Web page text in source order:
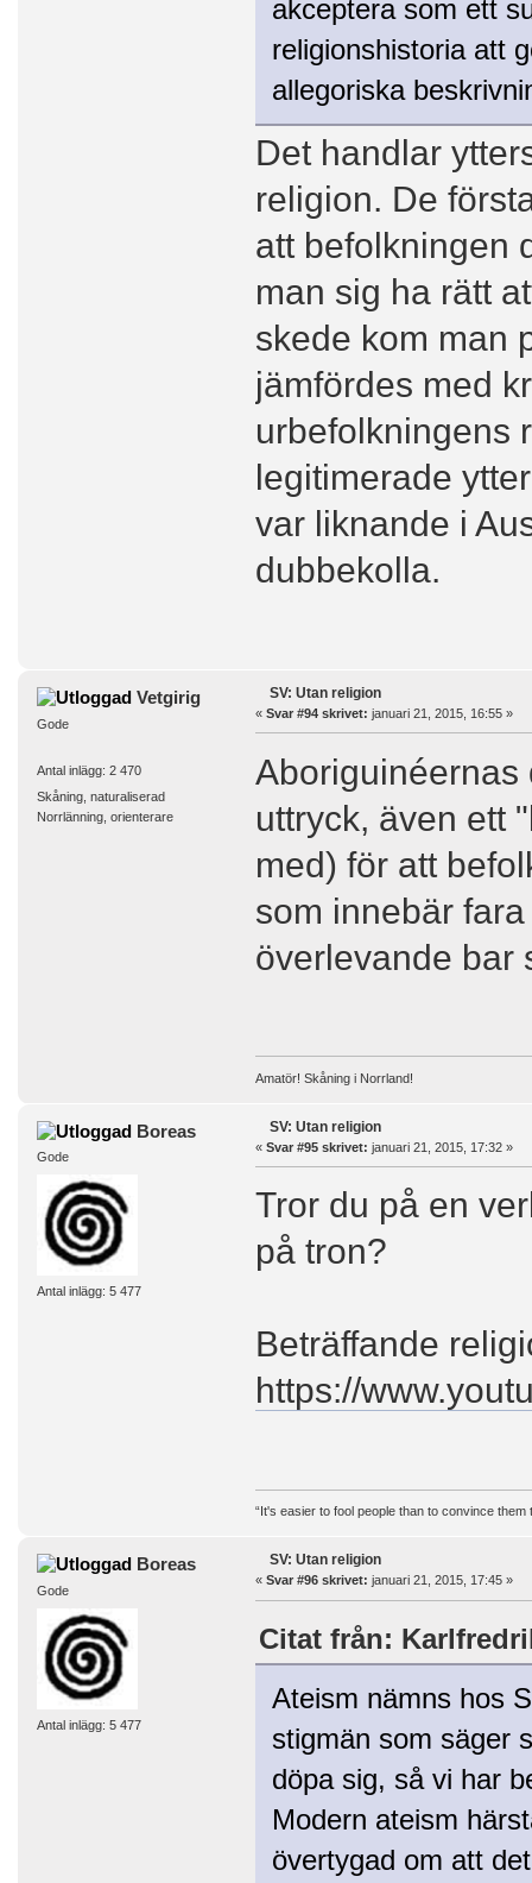
akceptera som ett
religionshistoria att
allegoriska
Det handlar
religion. De
att befolkningen
man sig ha rätt
skede kom man
jämfördes med
urbefolkningens
legitimerade
var liknande i
dubbekolla.
Vetgirig
Gode
Antal inlägg: 2 470
Skåning, naturaliserad
Norrlänning, orienterare
SV: Utan religion
« Svar #94 skrivet: januari 21, 2015, 16:55 »
Aboriguinéernas
uttryck, även ett
med) för att
som innebär
överlevande bar
Amatör! Skåning i Norrland!
Boreas
Gode
Antal inlägg: 5 477
SV: Utan religion
« Svar #95 skrivet: januari 21, 2015, 17:32 »
Tror du på en
på tron?
Beträffande
https://
“It's easier to fool people than to convince them
Boreas
Gode
Antal inlägg: 5 477
SV: Utan religion
« Svar #96 skrivet: januari 21, 2015, 17:45 »
Citat från:
Ateism nämns hos
stigmän som säger
döpa sig, så vi har
Modern ateism
övertygad om att